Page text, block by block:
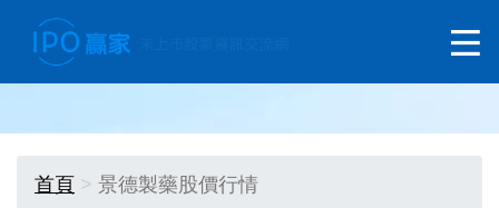
首頁 景德製藥股價行情